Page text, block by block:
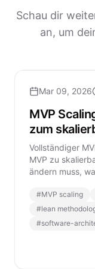
Schau dir
an, um
Mar 09, 2026
MVP
zum
Vollständiger
MVP zu
ändern muss,
#MVP scaling
#lean
#software-